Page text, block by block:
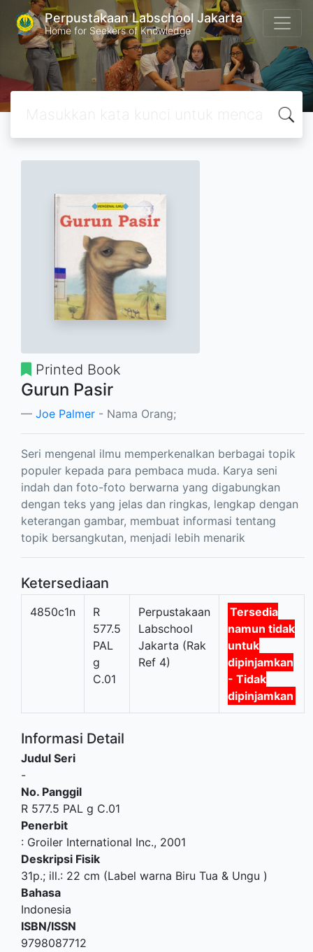
Perpustakaan Labschool Jakarta
Home for Seekers of Knowledge
Printed Book
Gurun Pasir
Joe Palmer - Nama Orang;
Seri mengenal ilmu memperkenalkan berbagai topik
populer kepada para pembaca muda. Karya seni
indah dan foto-foto berwarna yang digabungkan
dengan teks yang jelas dan ringkas, lengkap dengan
keterangan gambar, membuat informasi tentang
topik bersangkutan, menjadi lebih menarik
Ketersediaan
4850c1n
R
577.5
PAL
g
C.01
Perpustakaan
Labschool
Jakarta (Rak
Ref 4)
Tersedia
namun tidak
untuk
dipinjamkan
- Tidak
dipinjamkan
Informasi Detail
Judul Seri
-
No. Panggil
R 577.5 PAL g C.01
Penerbit
: Groiler International Inc., 2001
Deskripsi Fisik
31p.; ill.: 22 cm (Label warna Biru Tua & Ungu )
Bahasa
Indonesia
ISBN/ISSN
9798087712